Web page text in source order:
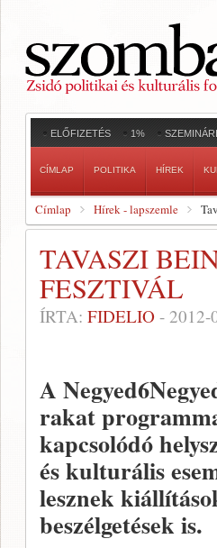
ELŐFIZETÉS 1%
CÍMLAP POLITIKA HÍREK
Címlap Hírek - lapszemle
TAVASZI
FESZTIVÁL
ÍRTA: FIDELIO - 2012-
A
rakat
kapcsolódó
és kulturális
lesznek
beszélgetések is.